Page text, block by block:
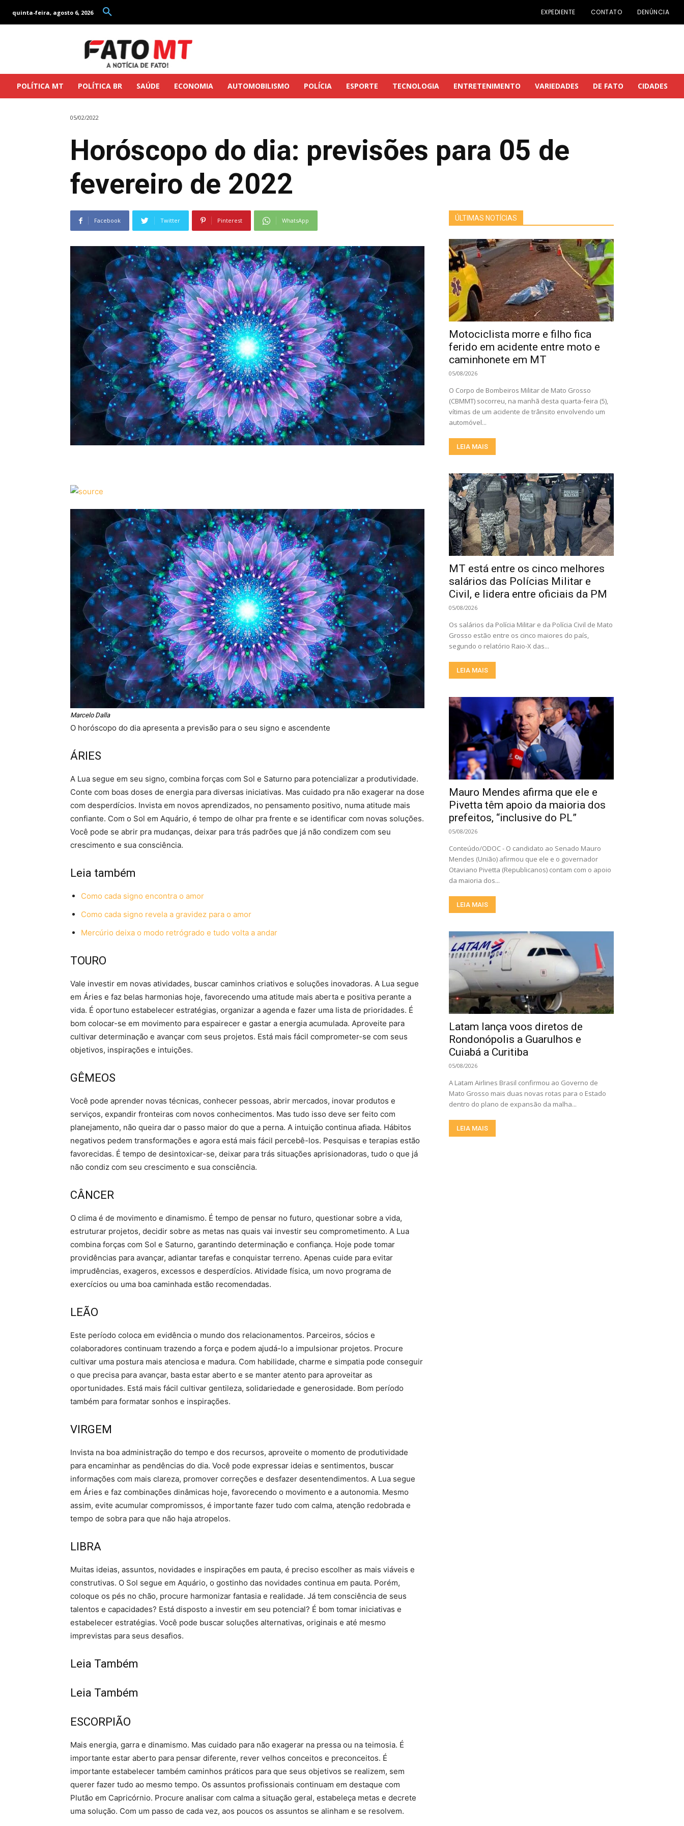
quinta-feira, agosto 6, 2026 EXPEDIENTE CONTATO DENÚNCIA
POLÍTICA MT POLÍTICA BR SAÚDE ECONOMIA AUTOMOBILISMO POLÍCIA ESPORTE TECNOLOGIA ENTRETENIMENTO VARIEDADES DE FATO CIDADES
05/02/2022
Horóscopo do dia: previsões para 05 de
fevereiro de 2022
Facebook Twitter Pinterest WhatsApp
Marcelo Dalla
O horóscopo do dia apresenta a previsão para o seu signo e ascendente
ÁRIES
A Lua segue em seu signo, combina forças com Sol e Saturno para potencializar a produtividade.
Conte com boas doses de energia para diversas iniciativas. Mas cuidado pra não exagerar na dose
com desperdícios. Invista em novos aprendizados, no pensamento positivo, numa atitude mais
confiante. Com o Sol em Aquário, é tempo de olhar pra frente e se identificar com novas soluções.
Você pode se abrir pra mudanças, deixar para trás padrões que já não condizem com seu
crescimento e sua consciência.
Leia também
Como cada signo encontra o amor
Como cada signo revela a gravidez para o amor
Mercúrio deixa o modo retrógrado e tudo volta a andar
TOURO
Vale investir em novas atividades, buscar caminhos criativos e soluções inovadoras. A Lua segue
em Áries e faz belas harmonias hoje, favorecendo uma atitude mais aberta e positiva perante a
vida. É oportuno estabelecer estratégias, organizar a agenda e fazer uma lista de prioridades. É
bom colocar-se em movimento para espairecer e gastar a energia acumulada. Aproveite para
cultivar determinação e avançar com seus projetos. Está mais fácil comprometer-se com seus
objetivos, inspirações e intuições.
GÊMEOS
Você pode aprender novas técnicas, conhecer pessoas, abrir mercados, inovar produtos e
serviços, expandir fronteiras com novos conhecimentos. Mas tudo isso deve ser feito com
planejamento, não queira dar o passo maior do que a perna. A intuição continua afiada. Hábitos
negativos pedem transformações e agora está mais fácil percebê-los. Pesquisas e terapias estão
favorecidas. É tempo de desintoxicar-se, deixar para trás situações aprisionadoras, tudo o que já
não condiz com seu crescimento e sua consciência.
CÂNCER
O clima é de movimento e dinamismo. É tempo de pensar no futuro, questionar sobre a vida,
estruturar projetos, decidir sobre as metas nas quais vai investir seu comprometimento. A Lua
combina forças com Sol e Saturno, garantindo determinação e confiança. Hoje pode tomar
providências para avançar, adiantar tarefas e conquistar terreno. Apenas cuide para evitar
imprudências, exageros, excessos e desperdícios. Atividade física, um novo programa de
exercícios ou uma boa caminhada estão recomendadas.
LEÃO
Este período coloca em evidência o mundo dos relacionamentos. Parceiros, sócios e
colaboradores continuam trazendo a força e podem ajudá-lo a impulsionar projetos. Procure
cultivar uma postura mais atenciosa e madura. Com habilidade, charme e simpatia pode conseguir
o que precisa para avançar, basta estar aberto e se manter atento para aproveitar as
oportunidades. Está mais fácil cultivar gentileza, solidariedade e generosidade. Bom período
também para formatar sonhos e inspirações.
VIRGEM
Invista na boa administração do tempo e dos recursos, aproveite o momento de produtividade
para encaminhar as pendências do dia. Você pode expressar ideias e sentimentos, buscar
informações com mais clareza, promover correções e desfazer desentendimentos. A Lua segue
em Áries e faz combinações dinâmicas hoje, favorecendo o movimento e a autonomia. Mesmo
assim, evite acumular compromissos, é importante fazer tudo com calma, atenção redobrada e
tempo de sobra para que não haja atropelos.
LIBRA
Muitas ideias, assuntos, novidades e inspirações em pauta, é preciso escolher as mais viáveis e
construtivas. O Sol segue em Aquário, o gostinho das novidades continua em pauta. Porém,
coloque os pés no chão, procure harmonizar fantasia e realidade. Já tem consciência de seus
talentos e capacidades? Está disposto a investir em seu potencial? É bom tomar iniciativas e
estabelecer estratégias. Você pode buscar soluções alternativas, originais e até mesmo
imprevistas para seus desafios.
Leia Também
Leia Também
ESCORPIÃO
Mais energia, garra e dinamismo. Mas cuidado para não exagerar na pressa ou na teimosia. É
importante estar aberto para pensar diferente, rever velhos conceitos e preconceitos. É
importante estabelecer também caminhos práticos para que seus objetivos se realizem, sem
querer fazer tudo ao mesmo tempo. Os assuntos profissionais continuam em destaque com
Plutão em Capricórnio. Procure analisar com calma a situação geral, estabeleça metas e decrete
uma solução. Com um passo de cada vez, aos poucos os assuntos se alinham e se resolvem.
ÚLTIMAS NOTÍCIAS
Motociclista morre e filho fica
ferido em acidente entre moto e
caminhonete em MT
05/08/2026
O Corpo de Bombeiros Militar de Mato Grosso
(CBMMT) socorreu, na manhã desta quarta-feira (5),
vítimas de um acidente de trânsito envolvendo um
automóvel...
LEIA MAIS
MT está entre os cinco melhores
salários das Polícias Militar e
Civil, e lidera entre oficiais da PM
05/08/2026
Os salários da Polícia Militar e da Polícia Civil de Mato
Grosso estão entre os cinco maiores do país,
segundo o relatório Raio-X das...
LEIA MAIS
Mauro Mendes afirma que ele e
Pivetta têm apoio da maioria dos
prefeitos, “inclusive do PL”
05/08/2026
Conteúdo/ODOC - O candidato ao Senado Mauro
Mendes (União) afirmou que ele e o governador
Otaviano Pivetta (Republicanos) contam com o apoio
da maioria dos...
LEIA MAIS
Latam lança voos diretos de
Rondonópolis a Guarulhos e
Cuiabá a Curitiba
05/08/2026
A Latam Airlines Brasil confirmou ao Governo de
Mato Grosso mais duas novas rotas para o Estado
dentro do plano de expansão da malha...
LEIA MAIS